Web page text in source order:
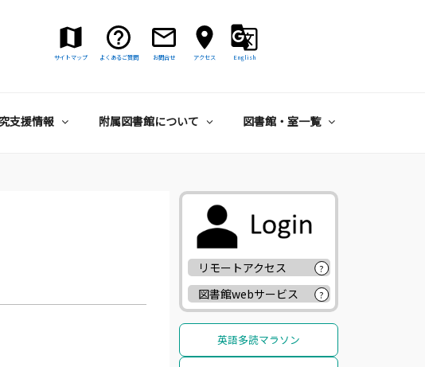
サイトマップ よくあるご質問 お問合せ アクセス English
支援情報 附属図書館について 図書館・室一覧
リモートアクセス ?
図書館webサービス ?
英語多読マラソン